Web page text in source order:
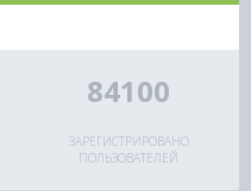
84100
ЗАРЕГИСТРИРОВАНО
ПОЛЬЗОВАТЕЛЕЙ